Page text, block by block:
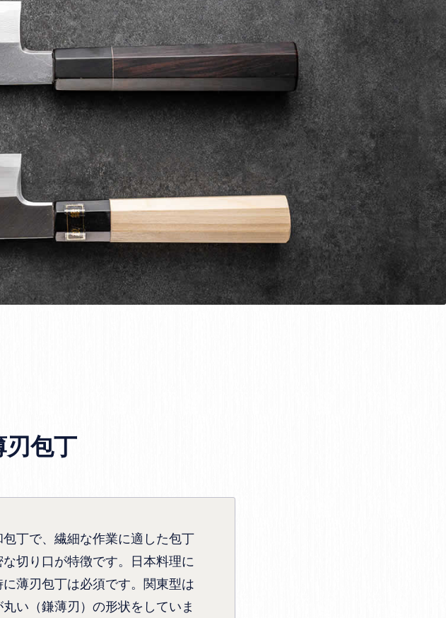
刃包丁
丁で、繊細な作業に適した包丁
切り口が特徴です。日本料理に
薄刃包丁は必須です。関東型は
い（鎌薄刃）の形状をしていま